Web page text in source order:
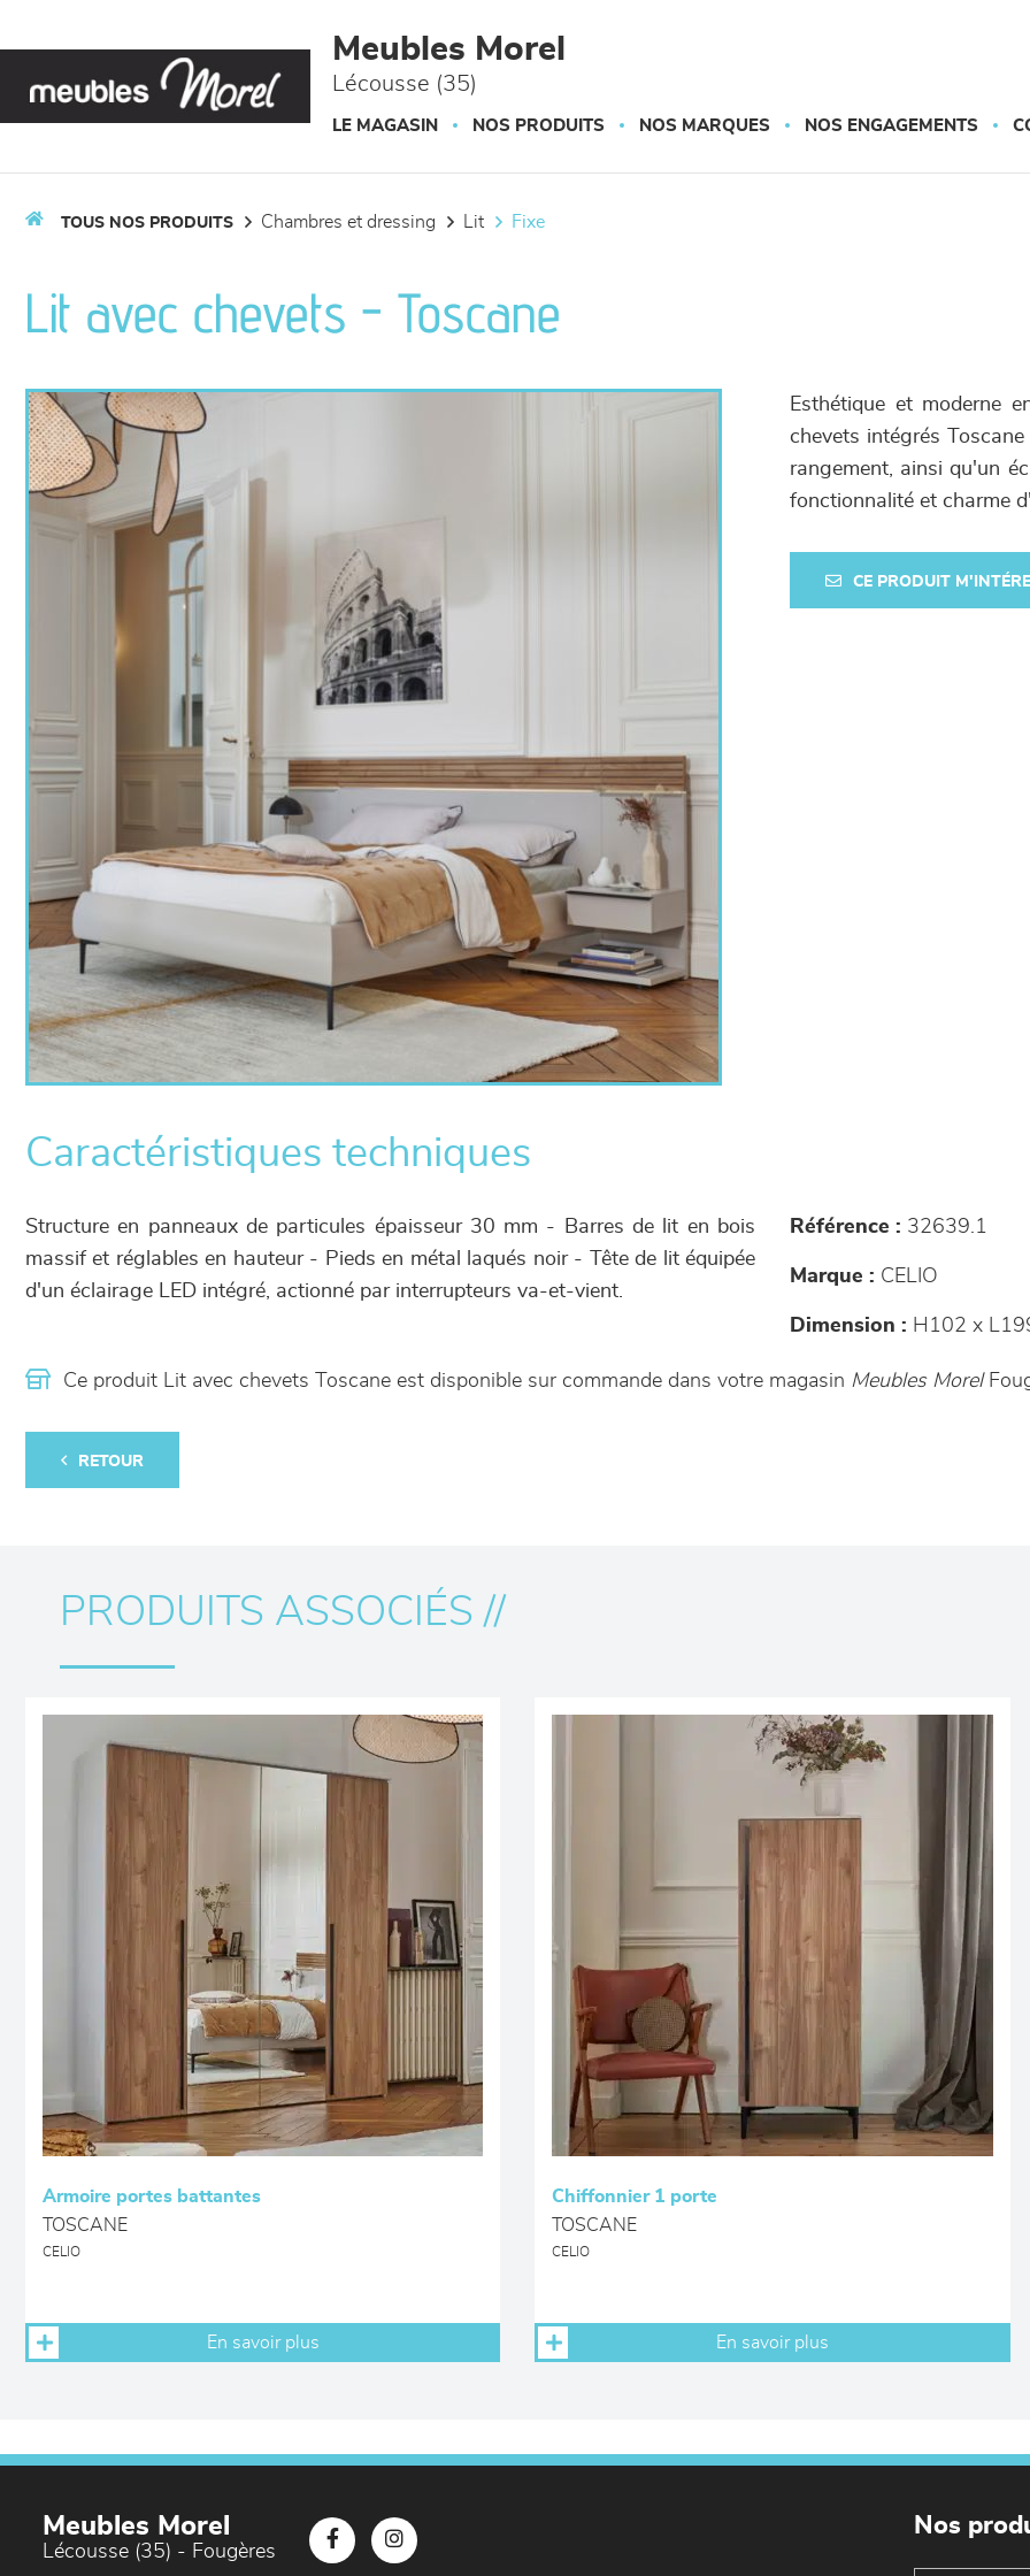
Meubles Morel
Lécousse (35)
LE MAGASIN NOS PRODUITS NOS MARQUES NOS ENGAGEMENTS
TOUS NOS PRODUITS chambres et dressing lit fixe
Lit avec chevets - Toscane
Esthétique et moderne
chevets intégrés
rangement, ainsi qu'un
fonctionnalité et charme
CE PRODUIT
Caractéristiques techniques
Structure en panneaux de particules épaisseur 30 mm - Barres de lit en bois
massif et réglables en hauteur - Pieds en métal laqués noir - Tête de lit équipée
d'un éclairage LED intégré, actionné par interrupteurs va-et-vient.
Référence : 32639.1
Marque : CELIO
Dimension : H102 x
Ce produit Lit avec chevets Toscane est disponible sur commande dans votre magasin Meubles Morel
RETOUR
PRODUITS ASSOCIÉS //
Armoire portes battantes
TOSCANE
CELIO
En savoir plus
Chiffonnier 1 porte
TOSCANE
CELIO
En savoir plus
Meubles Morel
Lécousse (35) - Fougères
Nos